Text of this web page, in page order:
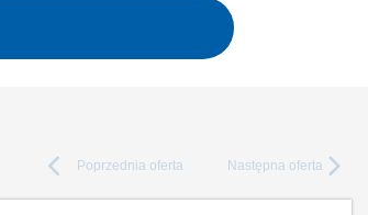
Poprzednia oferta Następna oferta